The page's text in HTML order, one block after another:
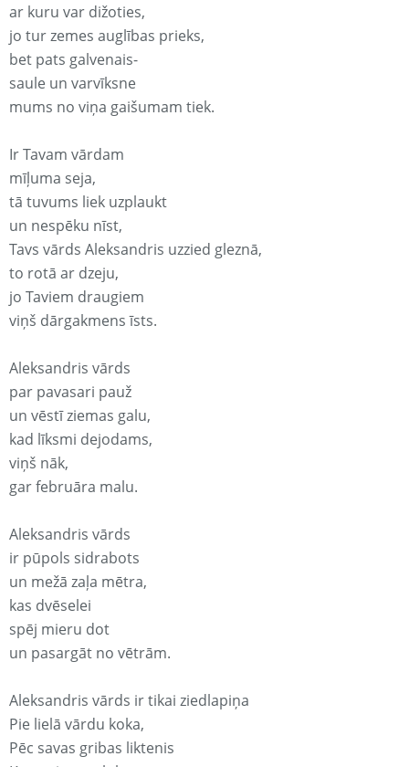
ar kuru var dižoties,
jo tur zemes auglības prieks,
bet pats galvenais-
saule un varvīksne
mums no viņa gaišumam tiek.
Ir Tavam vārdam
mīļuma seja,
tā tuvums liek uzplaukt
un nespēku nīst,
Tavs vārds Aleksandris uzzied gleznā,
to rotā ar dzeju,
jo Taviem draugiem
viņš dārgakmens īsts.
Aleksandris vārds
par pavasari pauž
un vēstī ziemas galu,
kad līksmi dejodams,
viņš nāk,
gar februāra malu.
Aleksandris vārds
ir pūpols sidrabots
un mežā zaļa mētra,
kas dvēselei
spēj mieru dot
un pasargāt no vētrām.
Aleksandris vārds ir tikai ziedlapiņa
Pie lielā vārdu koka,
Pēc savas gribas liktenis